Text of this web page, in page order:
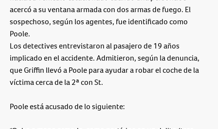
acercó a su ventana armada con dos armas de fuego. El
sospechoso, según los agentes, fue identificado como
Poole.
Los detectives entrevistaron al pasajero de 19 años
implicado en el accidente. Admitieron, según la denuncia,
que Griffin llevó a Poole para ayudar a robar el coche de la
víctima cerca de la 2ª con St.
Poole está acusado de lo siguiente: